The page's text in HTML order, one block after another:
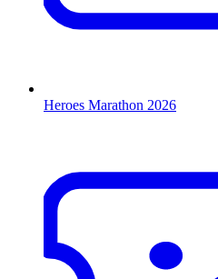
Heroes Marathon 2026